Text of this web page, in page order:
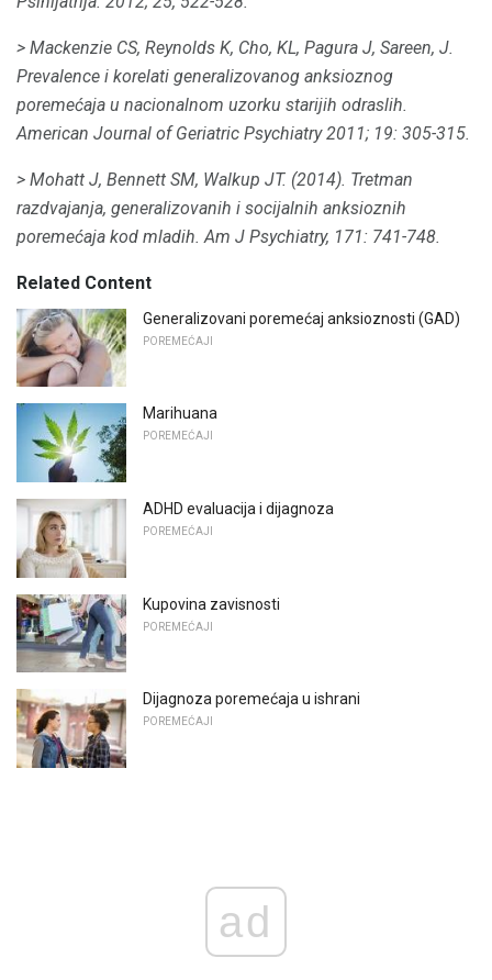
> Mackenzie CS, Reynolds K, Cho, KL, Pagura J, Sareen, J.
Prevalence i korelati generalizovanog anksioznog
poremećaja u nacionalnom uzorku starijih odraslih.
American Journal of Geriatric Psychiatry2011; 19: 305-315.
> Mohatt J, Bennett SM, Walkup JT. (2014). Tretman
razdvajanja, generalizovanih i socijalnih anksioznih
poremećaja kod mladih. Am J Psychiatry, 171: 741-748.
Related Content
Generalizovani poremećaj anksioznosti (GAD)
POREMEĆAJI
Marihuana
POREMEĆAJI
ADHD evaluacija i dijagnoza
POREMEĆAJI
Kupovina zavisnosti
POREMEĆAJI
Dijagnoza poremećaja u ishrani
POREMEĆAJI
ad